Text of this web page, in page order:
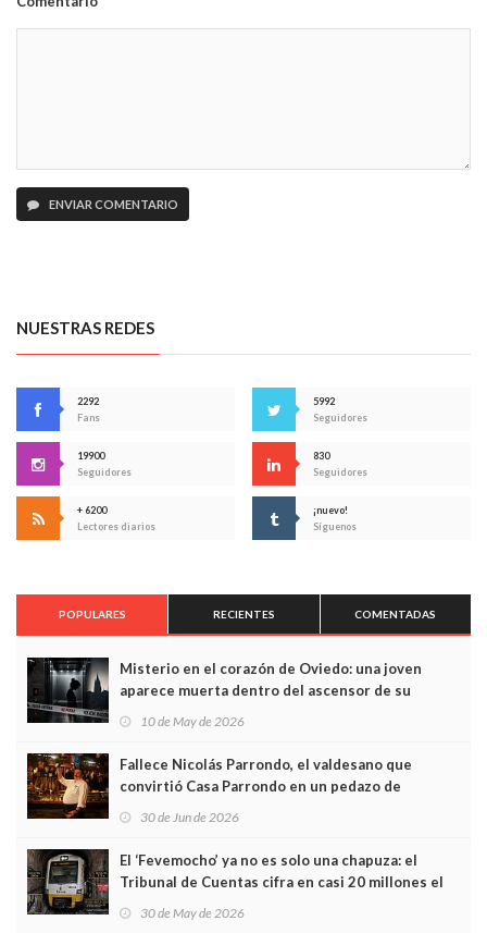
ENVIAR COMENTARIO
NUESTRAS REDES
2292
Fans
5992
Seguidores
19900
Seguidores
830
Seguidores
+ 6200
Lectores diarios
¡nuevo!
Síguenos
POPULARES RECIENTES COMENTADAS
Misterio en el corazón de Oviedo: una joven
aparece muerta dentro del ascensor de su
edificio y las cámaras captan sus últimos minutos
10 de May de 2026
Fallece Nicolás Parrondo, el valdesano que
convirtió Casa Parrondo en un pedazo de
Asturias en Madrid
30 de Jun de 2026
El ‘Fevemocho’ ya no es solo una chapuza: el
Tribunal de Cuentas cifra en casi 20 millones el
sobrecoste de los trenes que no cabían por los
30 de May de 2026